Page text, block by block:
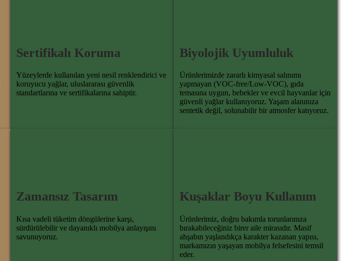
Sertifikalı Koruma
Yüzeylerde kullanılan yeni nesil renklendirici ve
koruyucu yağlar, uluslararası güvenlik
standartlarına ve sertifikalarına sahiptir.
Biyolojik Uyumluluk
Ürünlerimizde zararlı kimyasal salınımı
yapmayan (VOC-free/Low-VOC), gıda
temasına uygun, bebekler ve evcil hayvanlar için
güvenli yağlar kullanıyoruz. Yaşam alanınıza
sentetik değil, solunabilir bir atmosfer katıyoruz.
Zamansız Tasarım
Kısa vadeli tüketim döngülerine karşı,
sürdürülebilir ve dayanıklı mobilya anlayışını
savunuyoruz.
Kuşaklar Boyu Kullanım
Ürünlerimiz, doğru bakımla torunlarınıza
bırakabileceğiniz birer aile mirasıdır. Masif
ahşabın yaşlandıkça karakter kazanan yapısı,
markamızın yaşayan mobilya felsefesini temsil
eder.